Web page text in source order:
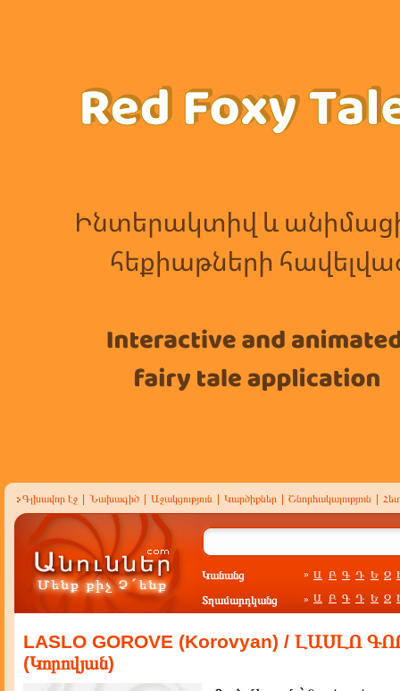
Գլխավոր էջ Նախագիծ Աջակցություն Կարծիքներ Շնորհակալություն
Կանանց » Ա Բ Գ Դ Ե Զ
Տղամարդկանց » Ա Բ Գ Դ Ե Զ
LASLO GOROVE (Korovyan) / ԼԱՍԼՈ
(Կորովյան)